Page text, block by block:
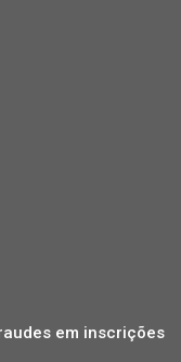
em inscrições